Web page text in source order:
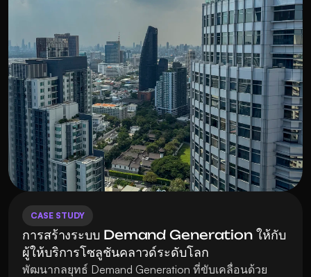
CASE STUDY
การสร้างระบบ Demand Generation ให้กับ
ผู้ให้บริการโซลูชันคลาวด์ระดับโลก
พัฒนากลยุทธ์ Demand Generation ที่ขับเคลื่อนด้วย